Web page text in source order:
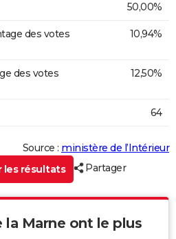
50,00%
des votes
10,94%
des votes
12,50%
64
Source : ministère de l’Intérieur
les résultats
Partager
la Marne ont le plus